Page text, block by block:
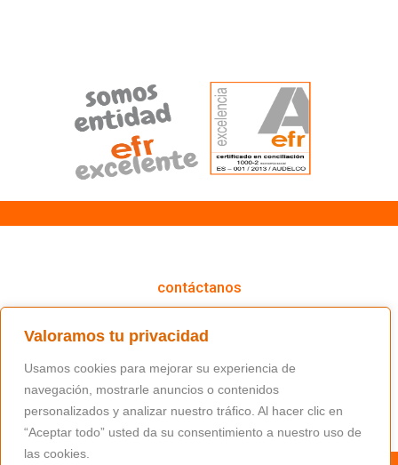
Valoramos tu privacidad
Usamos cookies para mejorar su experiencia de
navegación, mostrarle anuncios o contenidos
personalizados y analizar nuestro tráfico. Al hacer clic en
“Aceptar todo” usted da su consentimiento a nuestro uso de
las cookies.
contáctanos
(+34) 91 766 98 56 / fundacion@masfamilia.org
síguenos en nuestras redes sociales